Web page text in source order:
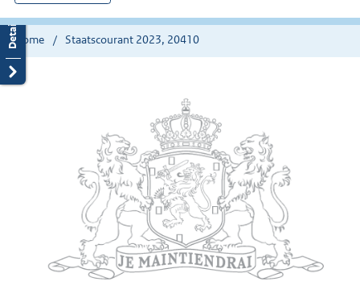
hier:
Home Staatscourant 2023, 20410